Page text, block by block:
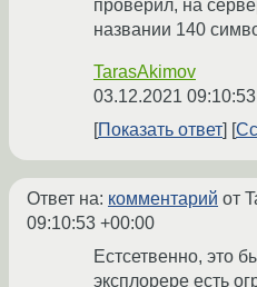
проверил, на
названии 140
TarasAkimov
03.12.2021
Показать ответ
Ответ на: комментарий от
09:10:53 +00:00
Естсетвенно, это
эксплорере есть